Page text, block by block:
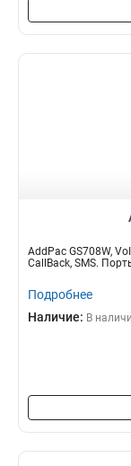
AddPac GS708W,
CallBack, SMS.
Подробнее
Наличие: В